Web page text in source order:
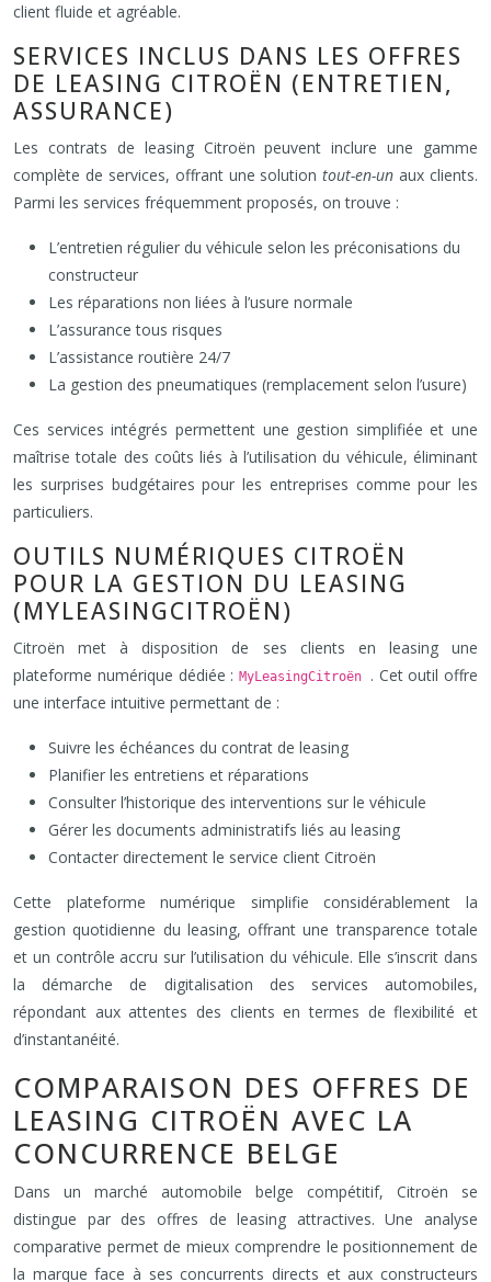
client fluide et agréable.
SERVICES INCLUS DANS LES OFFRES
DE LEASING CITROËN (ENTRETIEN,
ASSURANCE)
Les contrats de leasing Citroën peuvent inclure une gamme
complète de services, offrant une solutiontout-en-unaux clients.
Parmi les services fréquemment proposés, on trouve :
L’entretien régulier du véhicule selon les préconisations du
constructeur
Les réparations non liées à l’usure normale
L’assurance tous risques
L’assistance routière 24/7
La gestion des pneumatiques (remplacement selon l’usure)
Ces services intégrés permettent une gestion simplifiée et une
maîtrise totale des coûts liés à l’utilisation du véhicule, éliminant
les surprises budgétaires pour les entreprises comme pour les
particuliers.
OUTILS NUMÉRIQUES CITROËN
POUR LA GESTION DU LEASING
(MYLEASINGCITROËN)
Citroën met à disposition de ses clients en leasing une
plateforme numérique dédiée : MyLeasingCitroën . Cet outil offre
une interface intuitive permettant de :
Suivre les échéances du contrat de leasing
Planifier les entretiens et réparations
Consulter l’historique des interventions sur le véhicule
Gérer les documents administratifs liés au leasing
Contacter directement le service client Citroën
Cette plateforme numérique simplifie considérablement la
gestion quotidienne du leasing, offrant une transparence totale
et un contrôle accru sur l’utilisation du véhicule. Elle s’inscrit dans
la démarche de digitalisation des services automobiles,
répondant aux attentes des clients en termes de flexibilité et
d’instantanéité.
COMPARAISON DES OFFRES DE
LEASING CITROËN AVEC LA
CONCURRENCE BELGE
Dans un marché automobile belge compétitif, Citroën se
distingue par des offres de leasing attractives. Une analyse
comparative permet de mieux comprendre le positionnement de
la marque face à ses concurrents directs et aux constructeurs